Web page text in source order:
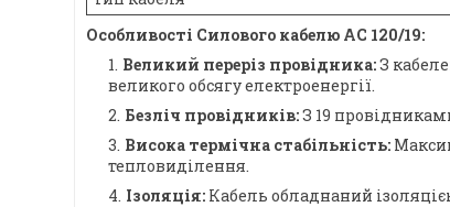
Особливості Силового кабелю АС 120/19:
Великий переріз провідника:З
великого обсягу електроенергії.
Безліч провідників:З 19
Висока термічна стабільність:
тепловиділення.
Ізоляція: Кабель обладнаний